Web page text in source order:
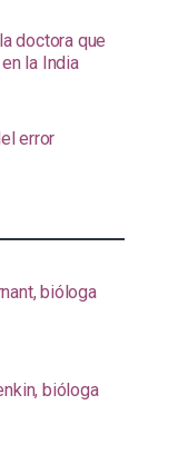
doctora que
la India
error
bióloga
bióloga